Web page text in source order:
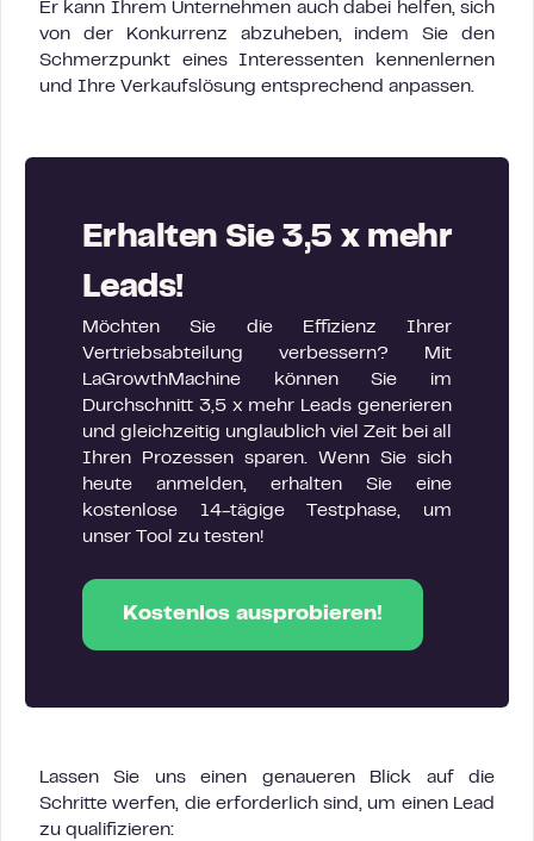
Er kann Ihrem Unternehmen auch dabei helfen, sich
von der Konkurrenz abzuheben, indem Sie den
Schmerzpunkt eines Interessenten kennenlernen
und Ihre Verkaufslösung entsprechend anpassen.
Erhalten Sie 3,5 x mehr
Leads!
Möchten Sie die Effizienz Ihrer
Vertriebsabteilung verbessern? Mit
LaGrowthMachine können Sie im
Durchschnitt 3,5 x mehr Leads generieren
und gleichzeitig unglaublich viel Zeit bei all
Ihren Prozessen sparen. Wenn Sie sich
heute anmelden, erhalten Sie eine
kostenlose 14-tägige Testphase, um
unser Tool zu testen!
Kostenlos ausprobieren!
Lassen Sie uns einen genaueren Blick auf die
Schritte werfen, die erforderlich sind, um einen Lead
zu qualifizieren: